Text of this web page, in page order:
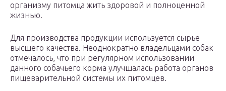
организму питомца жить здоровой и полноценной
жизнью.
Для производства продукции используется сырье
высшего качества. Неоднократно владельцами собак
отмечалось, что при регулярном использовании
данного собачьего корма улучшалась работа органов
пищеварительной системы их питомцев.